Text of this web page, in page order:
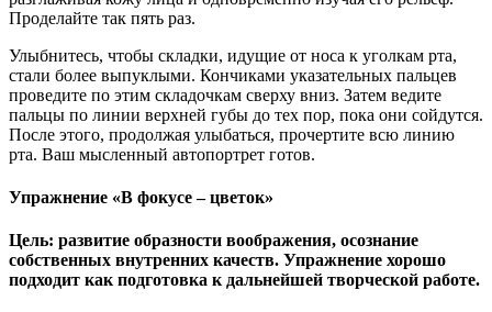
Проделайте так пять раз.
Улыбнитесь, чтобы складки, идущие от носа к уголкам рта,
стали более выпуклыми. Кончиками указательных пальцев
проведите по этим складочкам сверху вниз. Затем ведите
пальцы по линии верхней губы до тех пор, пока они сойдутся.
После этого, продолжая улыбаться, прочертите всю линию
рта. Ваш мысленный автопортрет готов.
Упражнение «В фокусе – цветок»
Цель: развитие образности воображения, осознание
собственных внутренних качеств. Упражнение хорошо
подходит как подготовка к дальнейшей творческой работе.